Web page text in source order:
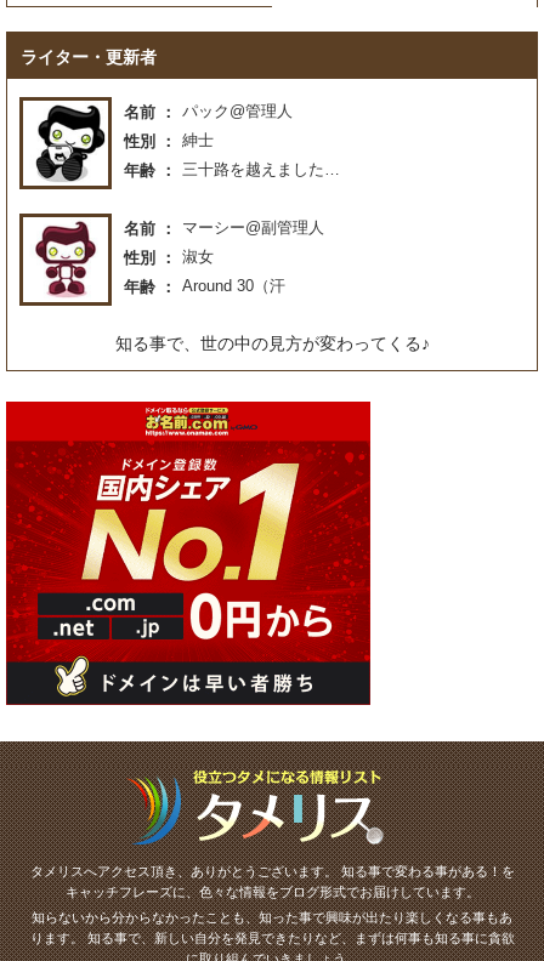
ライター・更新者
名前
パック@管理人
性別
紳士
年齢
三十路を越えました…
名前
マーシー@副管理人
性別
淑女
年齢
Around 30（汗
知る事で、世の中の見方が変わってくる♪
タメリスへアクセス頂き、ありがとうございます。知る事で変わる事がある！を
キャッチフレーズに、色々な情報をブログ形式でお届けしています。
知らないから分からなかったことも、知った事で興味が出たり楽しくなる事もあ
ります。知る事で、新しい自分を発見できたりなど、まずは何事も知る事に貪欲